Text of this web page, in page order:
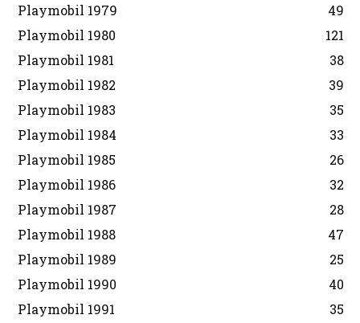
Playmobil 1979
49
Playmobil 1980
121
Playmobil 1981
38
Playmobil 1982
39
Playmobil 1983
35
Playmobil 1984
33
Playmobil 1985
26
Playmobil 1986
32
Playmobil 1987
28
Playmobil 1988
47
Playmobil 1989
25
Playmobil 1990
40
Playmobil 1991
35